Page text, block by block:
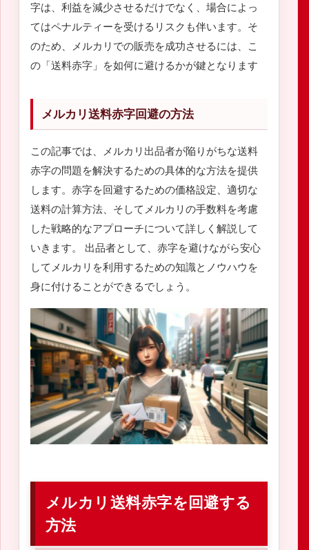
字は、利益を減少させるだけでなく、場合によっ
てはペナルティーを受けるリスクも伴います。そ
のため、メルカリでの販売を成功させるには、こ
の「送料赤字」を如何に避けるかが鍵となります
メルカリ送料赤字回避の方法
この記事では、メルカリ出品者が陥りがちな送料
赤字の問題を解決するための具体的な方法を提供
します。赤字を回避するための価格設定、適切な
送料の計算方法、そしてメルカリの手数料を考慮
した戦略的なアプローチについて詳しく解説して
いきます。 出品者として、赤字を避けながら安心
してメルカリを利用するための知識とノウハウを
身に付けることができるでしょう。
メルカリ送料赤字を回避する
方法